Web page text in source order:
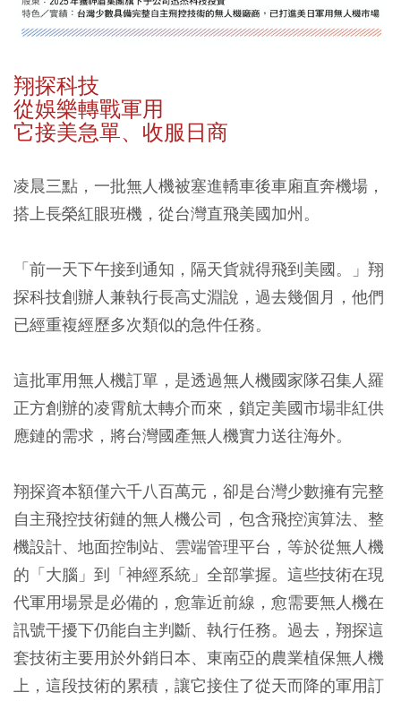
翔探科技
從娛樂轉戰軍用
它接美急單、收服日商
凌晨三點，一批無人機被塞進轎車後車廂直奔機場，
搭上長榮紅眼班機，從台灣直飛美國加州。
「前一天下午接到通知，隔天貨就得飛到美國。」翔
探科技創辦人兼執行長高丈淵說，過去幾個月，他們
已經重複經歷多次類似的急件任務。
這批軍用無人機訂單，是透過無人機國家隊召集人羅
正方創辦的凌霄航太轉介而來，鎖定美國市場非紅供
應鏈的需求，將台灣國產無人機實力送往海外。
翔探資本額僅六千八百萬元，卻是台灣少數擁有完整
自主飛控技術鏈的無人機公司，包含飛控演算法、整
機設計、地面控制站、雲端管理平台，等於從無人機
的「大腦」到「神經系統」全部掌握。這些技術在現
代軍用場景是必備的，愈靠近前線，愈需要無人機在
訊號干擾下仍能自主判斷、執行任務。過去，翔探這
套技術主要用於外銷日本、東南亞的農業植保無人機
上，這段技術的累積，讓它接住了從天而降的軍用訂